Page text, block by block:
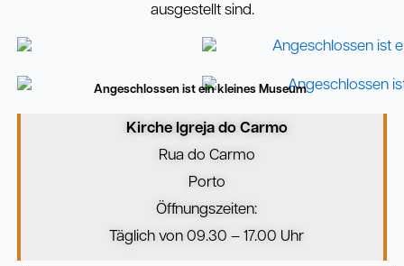
ausgestellt sind.
Angeschlossen ist ein kleines Museum
Kirche Igreja do Carmo
Rua do Carmo
Porto
Öffnungszeiten:
Täglich von 09.30 – 17.00 Uhr